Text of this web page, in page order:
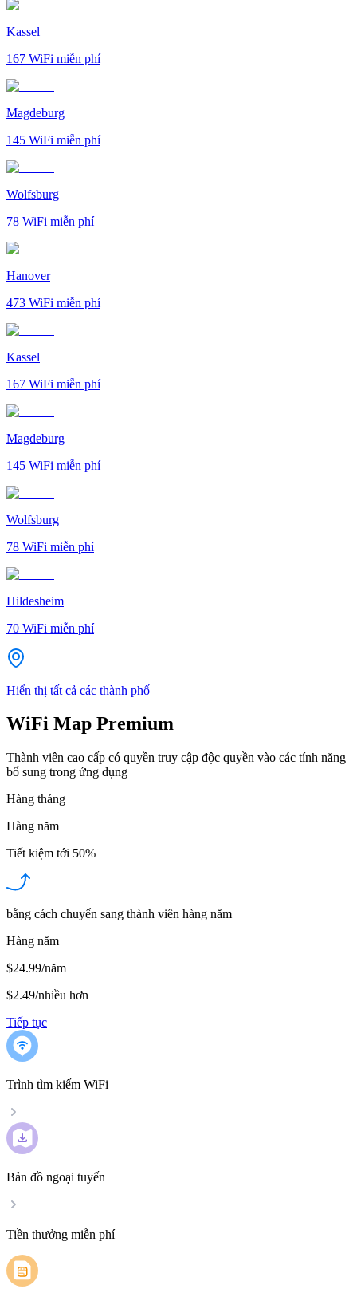
Kassel
167 WiFi miễn phí
Magdeburg
145 WiFi miễn phí
Wolfsburg
78 WiFi miễn phí
Hanover
473 WiFi miễn phí
Kassel
167 WiFi miễn phí
Magdeburg
145 WiFi miễn phí
Wolfsburg
78 WiFi miễn phí
Hildesheim
70 WiFi miễn phí
Hiển thị tất cả các thành phố
WiFi Map Premium
Thành viên cao cấp có quyền truy cập độc quyền vào các tính năng
bổ sung trong ứng dụng
Hàng tháng
Hàng năm
Tiết kiệm tới 50%
bằng cách chuyển sang thành viên hàng năm
Hàng năm
$24.99/năm
$2.49/nhiều hơn
Tiếp tục
Trình tìm kiếm WiFi
Bản đồ ngoại tuyến
Tiền thưởng miễn phí